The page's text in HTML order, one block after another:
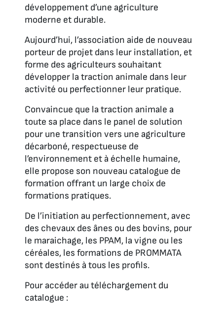
développement d’une agriculture
moderne et durable.
Aujourd’hui, l’association aide de nouveau
porteur de projet dans leur installation, et
forme des agriculteurs souhaitant
développer la traction animale dans leur
activité ou perfectionner leur pratique.
Convaincue que la traction animale a
toute sa place dans le panel de solution
pour une transition vers une agriculture
décarboné, respectueuse de
l’environnement et à échelle humaine,
elle propose son nouveau catalogue de
formation offrant un large choix de
formations pratiques.
De l’initiation au perfectionnement, avec
des chevaux des ânes ou des bovins, pour
le maraichage, les PPAM, la vigne ou les
céréales, les formations de PROMMATA
sont destinés à tous les profils.
Pour accéder au téléchargement du
catalogue :